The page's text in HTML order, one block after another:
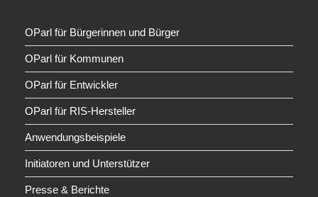
OParl für Bürgerinnen und Bürger
OParl für Kommunen
OParl für Entwickler
OParl für RIS-Hersteller
Anwendungsbeispiele
Initiatoren und Unterstützer
Presse & Berichte